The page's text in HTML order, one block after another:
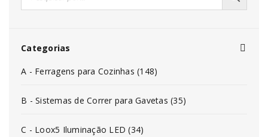
Categorias
A - Ferragens para Cozinhas (148)
B - Sistemas de Correr para Gavetas (35)
C - Loox5 Iluminação LED (34)